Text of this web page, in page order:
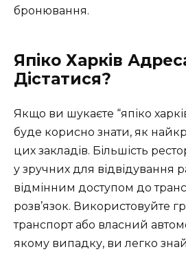
бронювання.
Япіко Харків
Дістатися?
Якщо ви шукаєте “япіко
буде корисно знати, як
цих закладів. Більшість
у зручних для відвідування
відмінним доступом до
розв’язок. Використовуйте
транспорт або власний
якому випадку, ви легко